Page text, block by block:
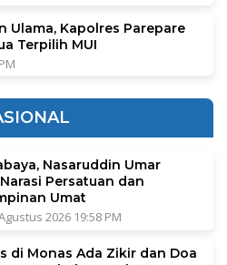
Ulama, Kapolres Parepare
Terpilih MUI
Nasaruddin Umar
Persatuan dan
Umat
2026 19:58 PM
di Monas Ada Zikir dan Doa